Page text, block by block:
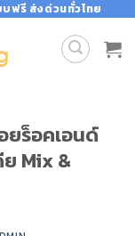
ฟรี ส่งด่วนทั่วไทย
ร็อคเอนด์
Mix &